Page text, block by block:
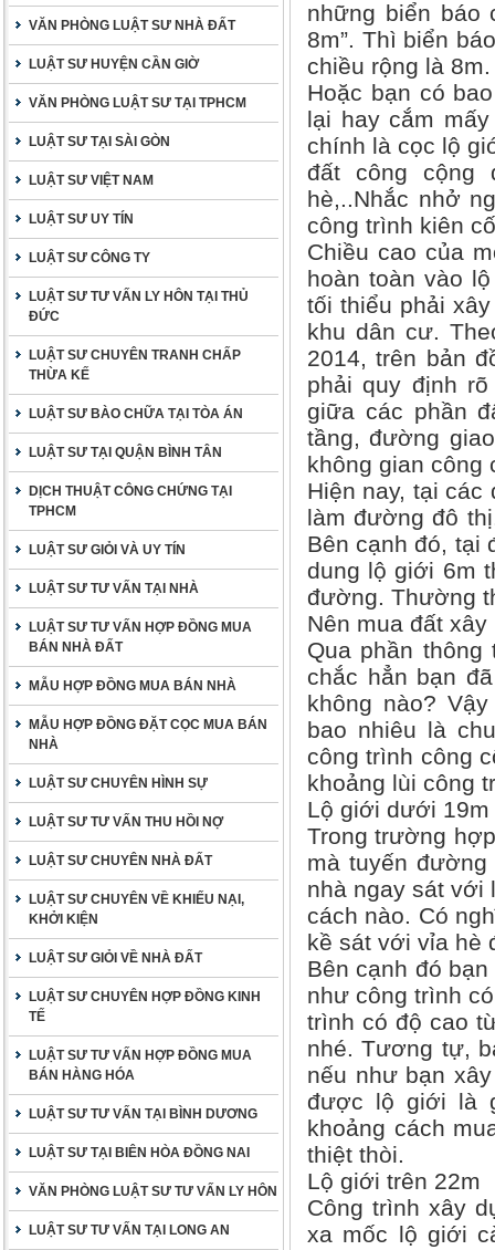
VĂN PHÒNG LUẬT SƯ NHÀ ĐẤT
LUẬT SƯ HUYỆN CẦN GIỜ
VĂN PHÒNG LUẬT SƯ TẠI TPHCM
LUẬT SƯ TẠI SÀI GÒN
LUẬT SƯ VIỆT NAM
LUẬT SƯ UY TÍN
LUẬT SƯ CÔNG TY
LUẬT SƯ TƯ VẤN LY HÔN TẠI THỦ
ĐỨC
LUẬT SƯ CHUYÊN TRANH CHẤP
THỪA KẾ
LUẬT SƯ BÀO CHỮA TẠI TÒA ÁN
LUẬT SƯ TẠI QUẬN BÌNH TÂN
DỊCH THUẬT CÔNG CHỨNG TẠI
TPHCM
LUẬT SƯ GIỎI VÀ UY TÍN
LUẬT SƯ TƯ VẤN TẠI NHÀ
LUẬT SƯ TƯ VẤN HỢP ĐỒNG MUA
BÁN NHÀ ĐẤT
MẪU HỢP ĐỒNG MUA BÁN NHÀ
MẪU HỢP ĐỒNG ĐẶT CỌC MUA BÁN
NHÀ
LUẬT SƯ CHUYÊN HÌNH SỰ
LUẬT SƯ TƯ VẤN THU HỒI NỢ
LUẬT SƯ CHUYÊN NHÀ ĐẤT
LUẬT SƯ CHUYÊN VỀ KHIẾU NẠI,
KHỞI KIỆN
LUẬT SƯ GIỎI VỀ NHÀ ĐẤT
LUẬT SƯ CHUYÊN HỢP ĐỒNG KINH
TẾ
LUẬT SƯ TƯ VẤN HỢP ĐỒNG MUA
BÁN HÀNG HÓA
LUẬT SƯ TƯ VẤN TẠI BÌNH DƯƠNG
LUẬT SƯ TẠI BIÊN HÒA ĐỒNG NAI
VĂN PHÒNG LUẬT SƯ TƯ VẤN LY HÔN
LUẬT SƯ TƯ VẤN TẠI LONG AN
những biển báo
8m”. Thì biển
chiều rộng là 8m.
Hoặc bạn có
lại hay cắm
chính là cọc lộ
đất công cộng
hè,..Nhắc nhở
công trình kiên
Chiều cao của
hoàn toàn vào
tối thiểu phải
khu dân cư.
2014, trên bản
phải quy định
giữa các phần
tầng, đường
không gian công
Hiện nay, tại
làm đường đô
Bên cạnh đó, tại
dung lộ giới 6m
đường. Thường
Nên mua đất
Qua phần
chắc hẳn bạn
không nào?
bao nhiêu là
công trình công
khoảng lùi công
Lộ giới dưới 19m
Trong trường
mà tuyến
nhà ngay sát với
cách nào. Có
kề sát với vỉa hè
Bên cạnh đó
như công trình
trình có độ cao
nhé. Tương tự,
nếu như bạn
được lộ giới là
khoảng cách
thiệt thòi.
Lộ giới trên 22m
Công trình xây
xa mốc lộ giới